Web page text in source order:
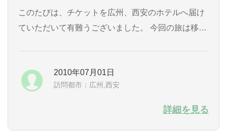
このたびは、チケットを広州、西安のホテルへ届け
ていただいて有難うございました。 今回の旅は移動
８、西安－上海 Ｚ９４の車中では楽しい思い出が
できました。 ただ上海行きの列車が７時間遅れで西
安駅を出発して上海駅へは１１時間遅れの１８時に
2010年07月01日
訪問都市：広州,西安
詳細を見る